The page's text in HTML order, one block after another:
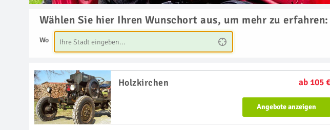
Wählen Sie hier Ihren Wunschort aus, um mehr zu erfahren:
Wo
Holzkirchen ab 105 €
Angebote anzeigen